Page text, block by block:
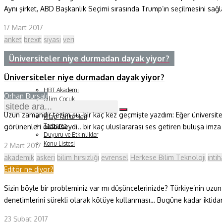
Gezegenimiz
Teknoyaşam
Fazlası
HBT Akademi
Bilim Çocuk
Soru ve Yanıt
Kitap Tanıtımları
Tartışma
Duyuru ve Etkinlikler
Konu Listesi
Aynı şirket, ABD Başkanlık Seçimi sırasında Trump’ın seçilmesini
17 Mart 2017
anket brexit siyasi veri
Üniversiteler niye durmadan dayak yiyor?
Üniversiteler niye durmadan dayak yiyor?
Orhan Bursalı
Uzun zamandır tezim şu, bir kaç kez geçmişte yazdım: Eğer
görünenleri olabilseydi.. bir kaç uluslararası ses getiren buluşa
2 Mart 2017
akademik askeri bilim hırsızlığı evrensel Herkese Bilim Teknoloji
Editör ne diyor?
Sizin böyle bir probleminiz var mı düşüncelerinizde? Türkiye’nin
denetimlerini sürekli olarak kötüye kullanması… Bugüne kadar
23 Şubat 2017